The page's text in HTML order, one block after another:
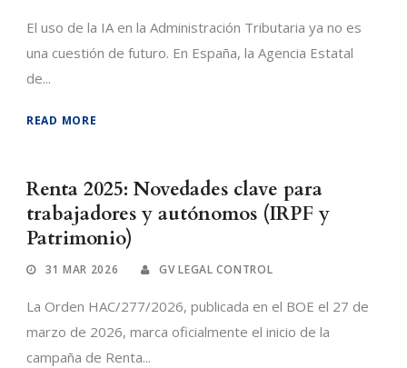
El uso de la IA en la Administración Tributaria ya no es
una cuestión de futuro. En España, la Agencia Estatal
de...
READ MORE
Renta 2025: Novedades clave para
trabajadores y autónomos (IRPF y
Patrimonio)
31 MAR 2026 GV LEGAL CONTROL
La Orden HAC/277/2026, publicada en el BOE el 27 de
marzo de 2026, marca oficialmente el inicio de la
campaña de Renta...